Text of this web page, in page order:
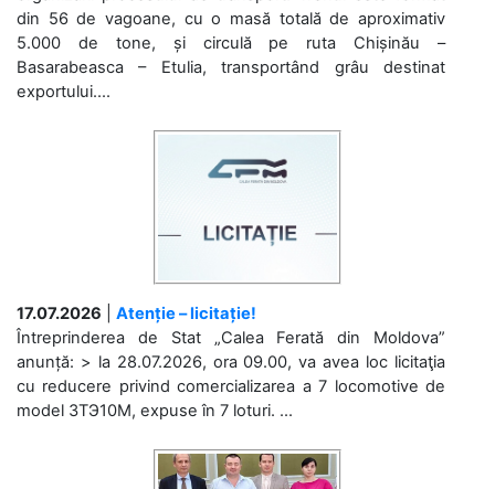
din 56 de vagoane, cu o masă totală de aproximativ
5.000 de tone, și circulă pe ruta Chișinău –
Basarabeasca – Etulia, transportând grâu destinat
exportului....
17.07.2026
Atenție – licitație!
Întreprinderea de Stat „Calea Ferată din Moldova”
anunță: > la 28.07.2026, ora 09.00, va avea loc licitaţia
cu reducere privind comercializarea a 7 locomotive de
model 3ТЭ10М, expuse în 7 loturi. ...